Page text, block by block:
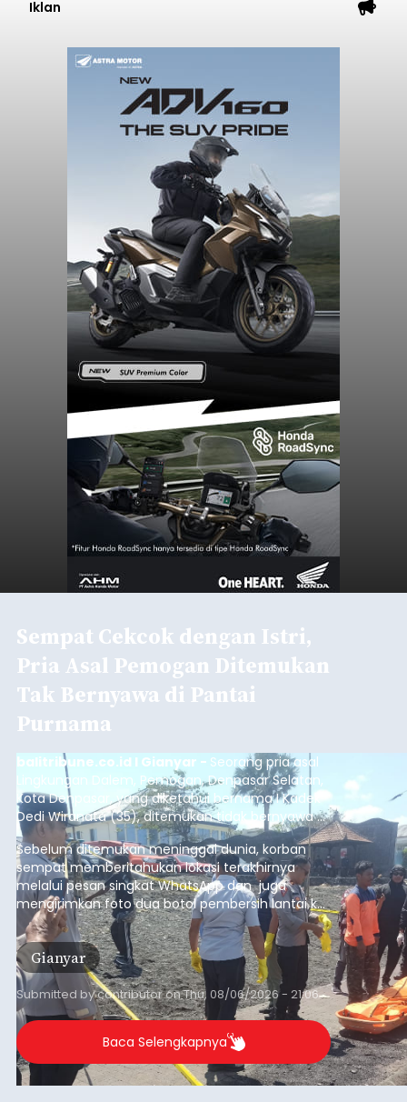
Iklan
Sempat Cekcok dengan Istri,
Pria Asal Pemogan Ditemukan
Tak Bernyawa di Pantai
Purnama
balitribune.co.id I Gianyar - Seorang pria asal
Lingkungan Dalem, Pemogan, Denpasar Selatan,
Kota Denpasar, yang diketahui bernama I Kadek
Dedi Wiranata (35), ditemukan tidak bernyawa di
pesisir Pantai Purnama, Sukawati.
Sebelum ditemukan meninggal dunia, korban
sempat memberitahukan lokasi terakhirnya
melalui pesan singkat WhatsApp dan juga
mengirimkan foto dua botol pembersih lantai ke
istrinya.
Gianyar
Submitted bycontributoronThu, 08/06/2026 - 21:06
Baca Selengkapnya